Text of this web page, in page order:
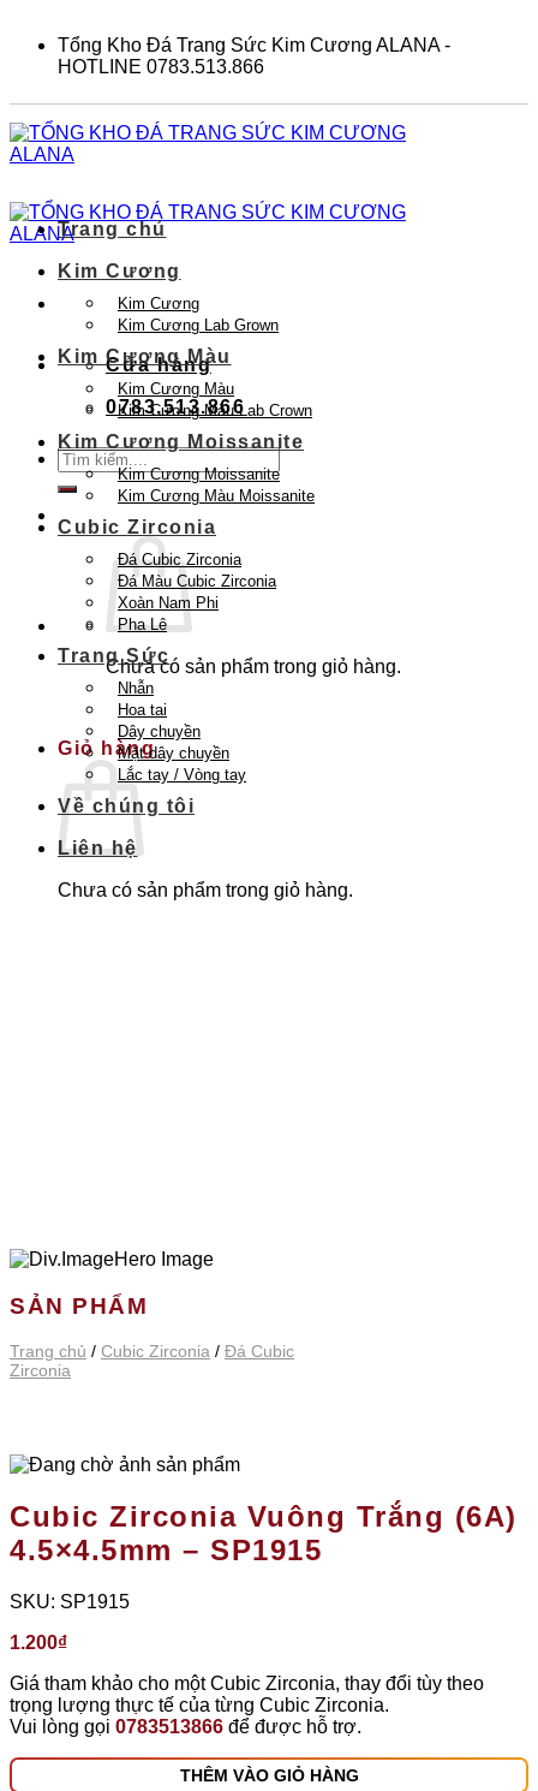
content
Tổng Kho Đá Trang Sức Kim Cương ALANA -
HOTLINE 0783.513.866
Cửa hàng
0783.513.866
Tìm
kiếm:
Chưa có sản phẩm trong giỏ hàng.
Quay trở lại cửa hàng
Giỏ hàng
Chưa có sản phẩm trong giỏ hàng.
Trang chủ
Kim Cương
Kim Cương
Kim Cương Lab Grown
Kim Cương Màu
Kim Cương Màu
Kim Cương Màu Lab Crown
Kim Cương Moissanite
Kim Cương Moissanite
Kim Cương Màu Moissanite
Cubic Zirconia
Đá Cubic Zirconia
Đá Màu Cubic Zirconia
Xoàn Nam Phi
Pha Lê
Trang Sức
Nhẫn
Hoa tai
Dây chuyền
Mặt dây chuyền
Lắc tay / Vòng tay
Về chúng tôi
Liên hệ
SẢN PHẨM
Trang chủ / Cubic Zirconia / Đá Cubic
Zirconia
Cubic Zirconia Vuông Trắng (6A)
4.5×4.5mm – SP1915
SKU: SP1915
1.200₫
Giá tham khảo cho một Cubic Zirconia, thay đổi tùy theo
trọng lượng thực tế của từng Cubic Zirconia.
Vui lòng gọi 0783513866 để được hỗ trợ.
THÊM VÀO GIỎ HÀNG